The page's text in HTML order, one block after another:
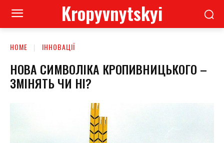
Kropyvnytskyi
HOME ІННОВАЦІЇ
НОВА СИМВОЛІКА КРОПИВНИЦЬКОГО –
ЗМІНЯТЬ ЧИ НІ?